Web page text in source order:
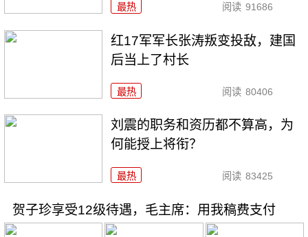
最热 阅读 91686
红17军军长张涛叛变投敌，建国
后当上了村长
最热 阅读 80406
刘震的职务和资历都不算高，为
何能授上将衔？
最热 阅读 83425
贺子珍享受12级待遇，毛主席：用我稿费支付